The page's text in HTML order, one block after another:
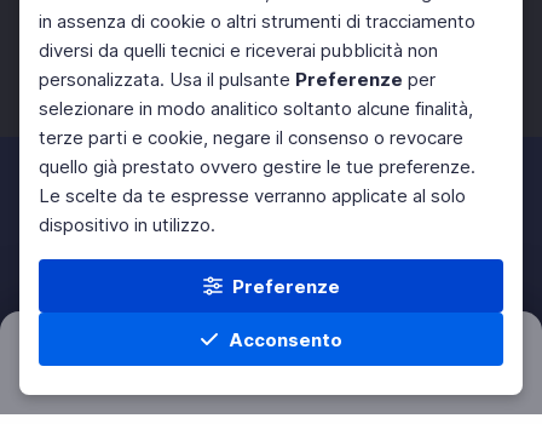
in assenza di cookie o altri strumenti di tracciamento
diversi da quelli tecnici e riceverai pubblicità non
personalizzata. Usa il pulsante Preferenze per
selezionare in modo analitico soltanto alcune finalità,
terze parti e cookie, negare il consenso o revocare
quello già prestato ovvero gestire le tue preferenze.
Le scelte da te espresse verranno applicate al solo
dispositivo in utilizzo.
Preferenze
Acconsento
Home Materie Cerca Menu
Filtri Azzera
Facebook Twitter Instagram